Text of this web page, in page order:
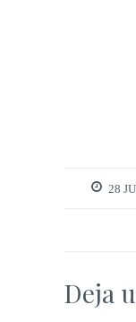
28
Deja